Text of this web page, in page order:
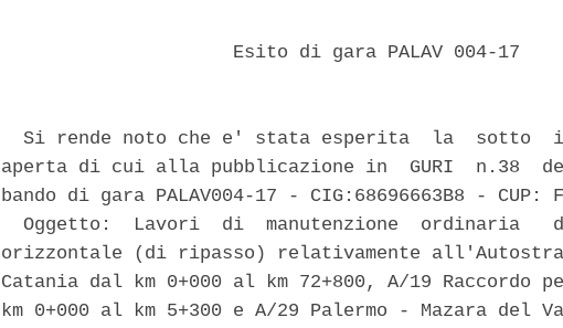
                     Esito di gara PALAV 004-17
Si rende noto che e' stata esperita  la  sotto
aperta di cui alla pubblicazione in  GURI  n.38
bando di gara PALAV004-17 - CIG:68696663B8 - CUP:
Oggetto:  Lavori  di  manutenzione  ordinaria
orizzontale (di ripasso) relativamente
Catania dal km 0+000 al km 72+800, A/19
km 0+000 al km 5+300 e A/29 Palermo - Mazara del